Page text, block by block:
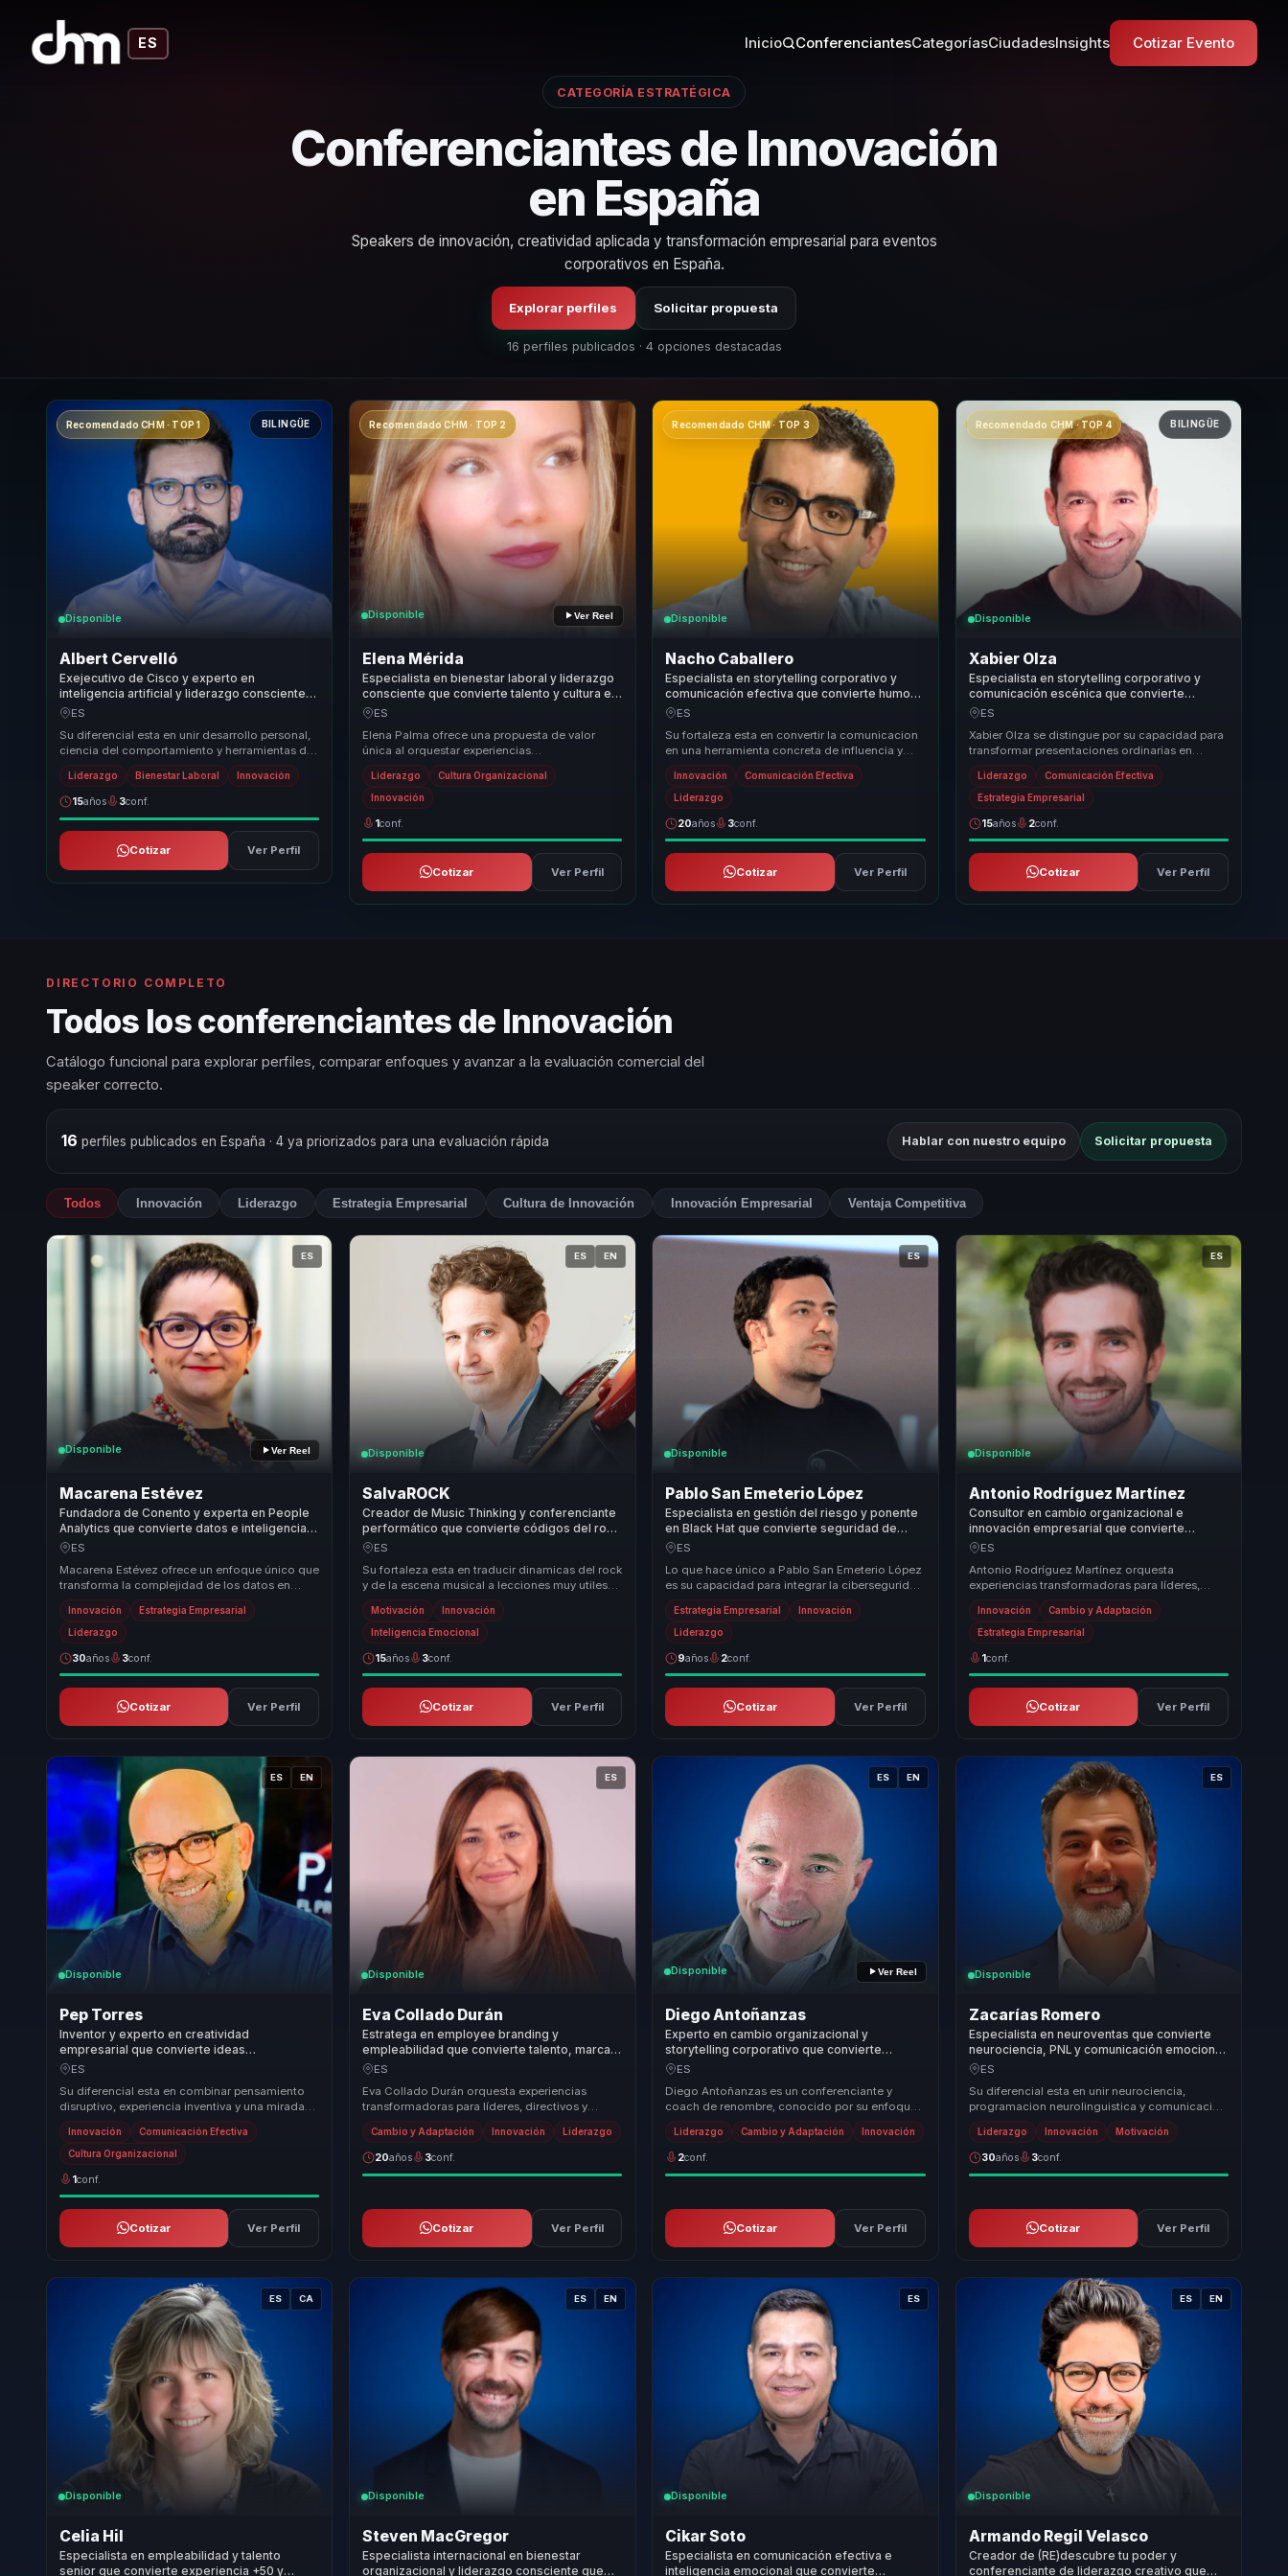
ES Inicio ConferenciantesCategoríasCiudadesInsights Cotizar Evento
CATEGORÍA ESTRATÉGICA
Conferenciantes de Innovación
en España
Speakers de innovación, creatividad aplicada y transformación empresarial para eventos
corporativos en España.
Explorar perfiles Solicitar propuesta
16 perfiles publicados · 4 opciones destacadas
Recomendado CHM · TOP 1 BILINGÜE
Disponible
Albert Cervelló
Exejecutivo de Cisco y experto en
inteligencia artificial y liderazgo consciente
que convierte tecnología en productividad
ES
Su diferencial esta en unir desarrollo personal,
ciencia del comportamiento y herramientas de
inteligencia artificial dentro de una misma...
Liderazgo Bienestar Laboral Innovación
15años 3conf.
Cotizar Ver Perfil
Recomendado CHM · TOP 2
Disponible Ver Reel
Elena Mérida
Especialista en bienestar laboral y liderazgo
consciente que convierte talento y cultura en
entornos más sanos para líderes y equipos.
ES
Elena Palma ofrece una propuesta de valor
única al orquestar experiencias
transformadoras que permiten a líderes,
directivos y responsabl...
Liderazgo Cultura Organizacional
Innovación
1conf.
Cotizar Ver Perfil
Recomendado CHM · TOP 3
Disponible
Nacho Caballero
Especialista en storytelling corporativo y
comunicación efectiva que convierte humor y
presencia en recordación para líderes y
ES
Su fortaleza esta en convertir la comunicacion
en una herramienta concreta de influencia y
cohesion. Une experiencia escenica, humor
inte...
Innovación Comunicación Efectiva
Liderazgo
20años 3conf.
Cotizar Ver Perfil
Recomendado CHM · TOP 4 BILINGÜE
Disponible
Xabier Olza
Especialista en storytelling corporativo y
comunicación escénica que convierte
técnicas de actuación en claridad, presencia
ES
Xabier Olza se distingue por su capacidad para
transformar presentaciones ordinarias en
experiencias extraordinarias. Su enfoque único,
b...Liderazgo Comunicación Efectiva
Estrategia Empresarial
15años 2conf.
Cotizar Ver Perfil
DIRECTORIO COMPLETO
Todos los conferenciantes de Innovación
Catálogo funcional para explorar perfiles, comparar enfoques y avanzar a la evaluación comercial del
speaker correcto.
16 perfiles publicados en España · 4 ya priorizados para una evaluación rápida Hablar con nuestro equipo Solicitar propuesta
Todos Innovación Liderazgo Estrategia Empresarial Cultura de Innovación Innovación Empresarial Ventaja Competitiva
ES
Disponible Ver Reel
Macarena Estévez
Fundadora de Conento y experta en People
Analytics que convierte datos e inteligencia
artificial en mejores decisiones y ventaja
ES
Macarena Estévez ofrece un enfoque único que
transforma la complejidad de los datos en
decisiones estratégicas claras y efectivas. Su
hab...
Innovación Estrategia Empresarial
Liderazgo
30años 3conf.
Cotizar Ver Perfil
ES EN
Disponible
SalvaROCK
Creador de Music Thinking y conferenciante
performático que convierte códigos del rock
en innovación, cohesión y energía para
ES
Su fortaleza esta en traducir dinamicas del rock
y de la escena musical a lecciones muy utiles
sobre cultura, coordinacion y actitud. Con...
Motivación Innovación
Inteligencia Emocional
15años 3conf.
Cotizar Ver Perfil
ES
Disponible
Pablo San Emeterio López
Especialista en gestión del riesgo y ponente
en Black Hat que convierte seguridad de
mensajería en resiliencia para empresas.
ES
Lo que hace único a Pablo San Emeterio López
es su capacidad para integrar la ciberseguridad
con la estrategia empresarial, convirtiendo ...
Estrategia Empresarial Innovación
Liderazgo
9años 2conf.
Cotizar Ver Perfil
ES
Disponible
Antonio Rodríguez Martínez
Consultor en cambio organizacional e
innovación empresarial que convierte
motivación y cambio en alineación, iniciativa y
ES
Antonio Rodríguez Martínez orquesta
experiencias transformadoras para líderes,
directivos y responsables de equipos,
permitiéndoles dejar...
Innovación Cambio y Adaptación
Estrategia Empresarial
1conf.
Cotizar Ver Perfil
ES EN
Disponible
Pep Torres
Inventor y experto en creatividad
empresarial que convierte ideas
improbables e innovación en diferenciación,
empresas.
ES
Su diferencial esta en combinar pensamiento
disruptivo, experiencia inventiva y una mirada
muy pragmatica sobre la innovacion. No habla
d...Innovación Comunicación Efectiva
Cultura Organizacional
1conf.
Cotizar Ver Perfil
ES
Disponible
Eva Collado Durán
Estratega en employee branding y
empleabilidad que convierte talento, marca
personal y entorno digital en visibilidad y
ES
Eva Collado Durán orquesta experiencias
transformadoras para líderes, directivos y
responsables de equipos, ayudándoles a dejar
atrás equ...
Cambio y Adaptación Innovación Liderazgo
20años 3conf.
Cotizar Ver Perfil
ES EN
Disponible Ver Reel
Diego Antoñanzas
Experto en cambio organizacional y
storytelling corporativo que convierte
liderazgo y motivación en adaptación para
ES
Diego Antoñanzas es un conferenciante y
coach de renombre, conocido por su enfoque
en liderazgo transformacional, motivación y
gestión de...
Liderazgo Cambio y Adaptación Innovación
2conf.
Cotizar Ver Perfil
ES
Disponible
Zacarías Romero
Especialista en neuroventas que convierte
neurociencia, PNL y comunicación emocional
en conexión, persuasión y cierres
ES
Su diferencial esta en unir neurociencia,
programacion neurolinguistica y comunicacion
emocional en una metodologia muy
accionable. No ha...
Liderazgo Innovación Motivación
30años 3conf.
Cotizar Ver Perfil
ES CA
Disponible
Celia Hil
Especialista en empleabilidad y talento
senior que convierte experiencia +50 y
ES EN
Disponible
Steven MacGregor
Especialista internacional en bienestar
organizacional y liderazgo consciente que
ES
Disponible
Cikar Soto
Especialista en comunicación efectiva e
inteligencia emocional que convierte
ES EN
Disponible
Armando Regil Velasco
Creador de (RE)descubre tu poder y
conferenciante de liderazgo creativo que